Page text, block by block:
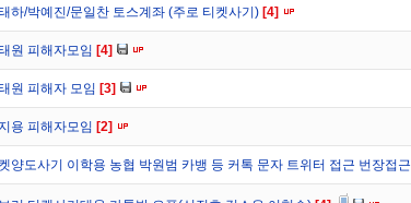
하/박예진/문일찬 토스계좌 (주로 티켓사기) [4]
원 피해자모임 [4]
원 피해자 모임 [3]
용 피해자모임 [2]
양도사기 이학용 농협 박원범 카뱅 등 커톡 문자 트위터 접근 번장접근